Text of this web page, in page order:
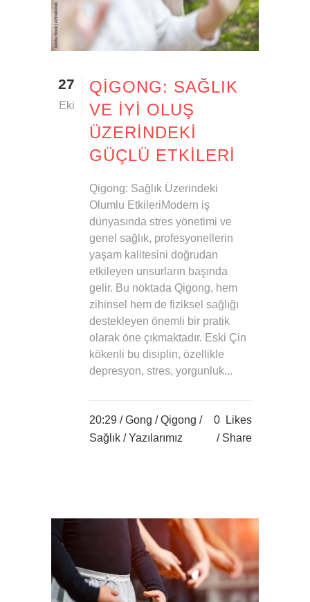
27
Eki
QIGONG: SAĞLIK
VE İYI OLUŞ
ÜZERINDEKI
GÜÇLÜ ETKILERI
Qigong: Sağlık Üzerindeki
Olumlu EtkileriModern iş
dünyasında stres yönetimi ve
genel sağlık, profesyonellerin
yaşam kalitesini doğrudan
etkileyen unsurların başında
gelir. Bu noktada Qigong, hem
zihinsel hem de fiziksel sağlığı
destekleyen önemli bir pratik
olarak öne çıkmaktadır. Eski Çin
kökenli bu disiplin, özellikle
depresyon, stres, yorgunluk...
20:29 /Gong /Qigong /
Sağlık /Yazılarımız
0
Likes
Share